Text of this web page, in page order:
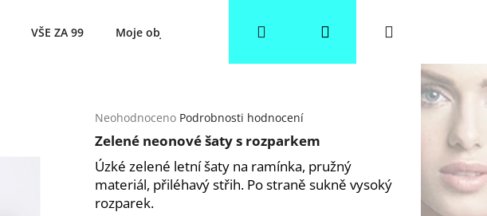
VŠE ZA 99 Moje objednávka Věrnostní slevy Obchodní podmínky
Přihlášení
košík
Průměrné
hodnocení
produktu
je
z
5
Neohodnoceno Podrobnosti hodnocení
Zelené neonové šaty s rozparkem
Úzké zelené letní šaty na ramínka, pružný
materiál, přiléhavý střih. Po straně sukně vysoký
rozparek.